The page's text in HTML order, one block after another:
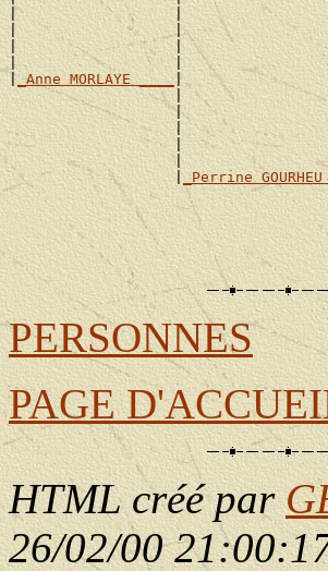
|                  |
|                  |
|                  |
|                  |
| _Anne MORLAYE ____ |
|
|
|
|
|
                   |
_Perrine
PERSONNES
PAGE
HTML créé par
26/02/00